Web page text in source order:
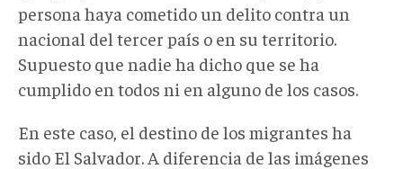
persona haya cometido un delito contra un
nacional del tercer país o en su territorio.
Supuesto que nadie ha dicho que se ha
cumplido en todos ni en alguno de los casos.
En este caso, el destino de los migrantes ha
sido El Salvador. A diferencia de las imágenes